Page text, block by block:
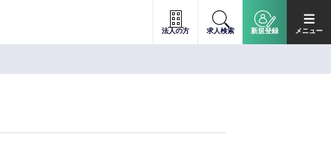
法人の方 求人検索 新規登録 メニュー